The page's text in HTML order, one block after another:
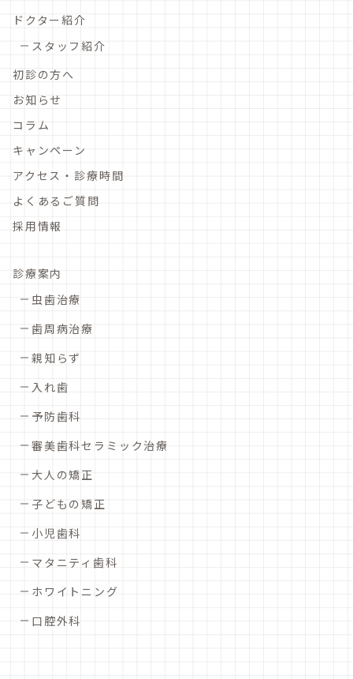
ドクター紹介
スタッフ紹介
初診の方へ
お知らせ
コラム
キャンペーン
アクセス・診療時間
よくあるご質問
採用情報
診療案内
虫歯治療
歯周病治療
親知らず
入れ歯
予防歯科
審美歯科セラミック治療
大人の矯正
子どもの矯正
小児歯科
マタニティ歯科
ホワイトニング
口腔外科